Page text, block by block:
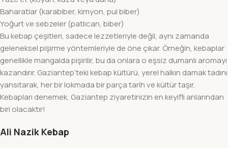
Baharatlar (karabiber, kimyon, pul biber)
Yoğurt ve sebzeler (patlıcan, biber)
Bu kebap çeşitleri, sadece lezzetleriyle değil, aynı zamanda
geleneksel pişirme yöntemleriyle de öne çıkar. Örneğin, kebaplar
genellikle mangalda pişirilir, bu da onlara o eşsiz dumanlı aromayı
kazandırır. Gaziantep’teki kebap kültürü, yerel halkın damak tadını
yansıtarak, her bir lokmada bir parça tarih ve kültür taşır.
Kebapları denemek, Gaziantep ziyaretinizin en keyifli anlarından
biri olacaktır!
Ali Nazik Kebap